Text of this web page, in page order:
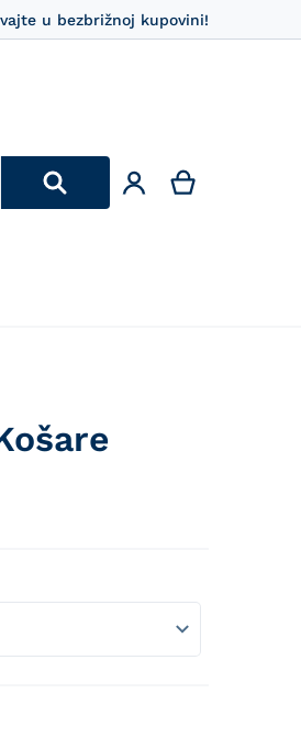
u bezbrižnoj kupovini!
2 u prikazu galerije